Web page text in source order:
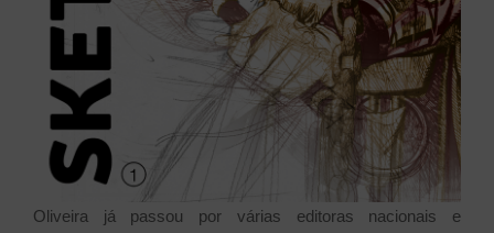
Oliveira já passou por várias editoras nacionais e